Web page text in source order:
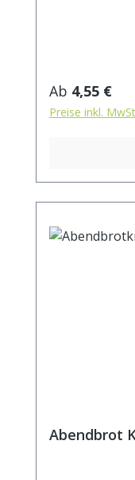
Regulärer
Ab 4,55 €
Preise inkl.
Abendbrot